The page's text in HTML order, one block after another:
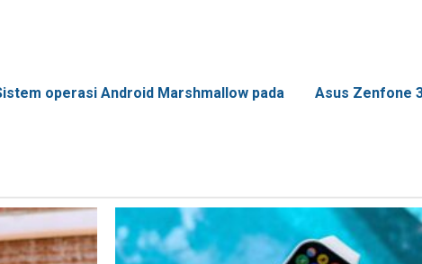
operasi Android Marshmallow pada
Asus Zenfone